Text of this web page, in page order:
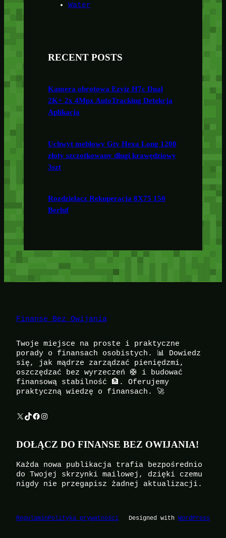
Water
RECENT POSTS
Kamera obrotowa Ezviz H7c Dual
2K+ 2x 4Mpx AutoTracking Detekcja
Aplikacja
Uchwyt meblowy Gtv Hexa Long 1200
złoty szczotkowany długi krawędziowy
3szt
Rozdzielacz Rekuperacja 8X75 150
Berluf
Finanse Bez Owijania
Twoje miejsce na proste i praktyczne
porady o finansach osobistych. 📊 Dowiedz
się, jak mądrze zarządzać pieniędzmi,
oszczędzać bez wyrzeczeń 🛟 i budować
finansową stabilność 🏦. Oferujemy
praktyczną wiedzę o finansach. 🚀
X TikTok Facebook Instagram
DOŁĄCZ DO FINANSE BEZ OWIJANIA!
Każda nowa publikacja trafia bezpośrednio
do Twojej skrzynki mailowej, dzięki czemu
nigdy nie przegapisz żadnej aktualizacji.
RegulaminPolityka prywatności Designed with WordPress